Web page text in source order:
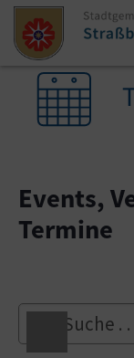
Zum Inhalt
Zum Seitenende
Sie sind hier:
Events,
Termine